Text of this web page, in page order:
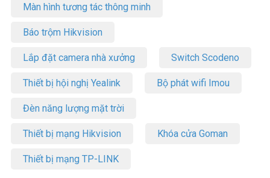
Màn hình tương tác thông minh
Báo trộm Hikvision
Lắp đặt camera nhà xưởng Switch Scodeno
Thiết bị hội nghị Yealink Bộ phát wifi Imou
Đèn năng lượng mặt trời
Thiết bị mạng Hikvision Khóa cửa Goman
Thiết bị mạng TP-LINK